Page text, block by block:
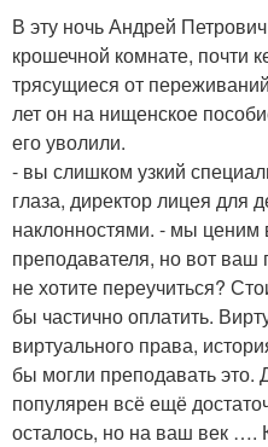
В эту ночь Андрей
крошечной комнате, почти
трясущиеся от
лет он на нищенское
его уволили.
- вы слишком узкий
глаза, директор лицея для
наклонностями. - мы ценим
преподавателя, но вот
не хотите переучиться?
бы частично оплатить.
виртуального права,
бы могли преподавать
популярен всё ещё
осталось, но на ваш век ….